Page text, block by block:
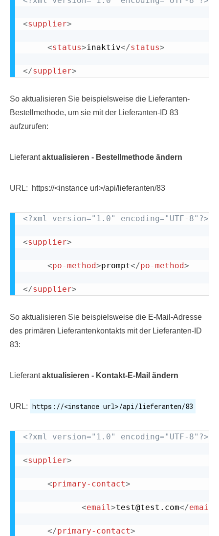
<supplier>
<status>inaktiv</status>
</supplier>
So aktualisieren Sie beispielsweise die Lieferanten-
Bestellmethode, um sie mit der Lieferanten-ID 83
aufzurufen:
Lieferantaktualisieren - Bestellmethode ändern
URL: https://<instance url>/api/lieferanten/83
<?xml version="1.0" encoding="UTF-8"?>
<supplier>
<po-method>prompt</po-method>
</supplier>
So aktualisieren Sie beispielsweise die E-Mail-Adresse
des primären Lieferantenkontakts mit der Lieferanten-ID
83:
Lieferantaktualisieren - Kontakt-E-Mail ändern
URL: https://<instance url>/api/lieferanten/83
<?xml version="1.0" encoding="UTF-8"?>
<supplier>
<primary-contact>
<email>test@test.com</email
</primary-contact>